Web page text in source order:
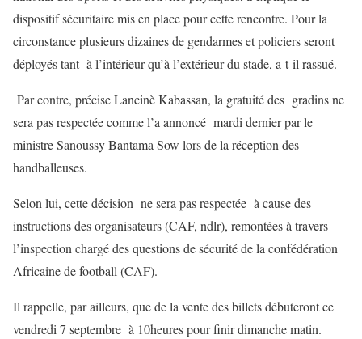
dispositif sécuritaire mis en place pour cette rencontre. Pour la
circonstance plusieurs dizaines de gendarmes et policiers seront
déployés tant à l’intérieur qu’à l’extérieur du stade, a-t-il rassué.
Par contre, précise Lancinè Kabassan, la gratuité des gradins ne
sera pas respectée comme l’a annoncé mardi dernier par le
ministre Sanoussy Bantama Sow lors de la réception des
handballeuses.
Selon lui, cette décision ne sera pas respectée à cause des
instructions des organisateurs (CAF, ndlr), remontées à travers
l’inspection chargé des questions de sécurité de la confédération
Africaine de football (CAF).
Il rappelle, par ailleurs, que de la vente des billets débuteront ce
vendredi 7 septembre à 10heures pour finir dimanche matin.